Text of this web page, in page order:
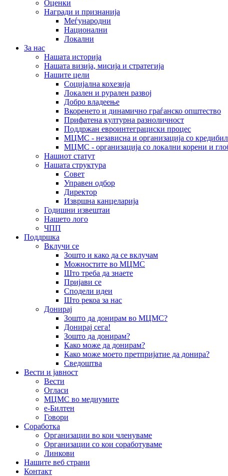
Оценки
Награди и признанија
Меѓународни
Национални
Локални
За нас
Нашата историја
Нашата визија, мисија и стратегија
Нашите цели
Социјална кохезија
Локален и рурален развој
Добро владеење
Вкоренето и динамично граѓанско општество
Прифатена културна разноличност
Поддржан евроинтеграциски процес
МЦМС - независна и организација со
МЦМС - организација со локални корени и
Нашиот статут
Нашата структура
Совет
Управен одбор
Директор
Извршна канцеларија
Годишни извештаи
Нашето лого
ЧПП
Поддршка
Вклучи се
Зошто и како да се вклучам
Можностите во МЦМС
Што треба да знаете
Пријави се
Сподели идеи
Што рекоа за нас
Донирај
Зошто да донирам во МЦМС?
Донирај сега!
Зошто да донирам?
Како може да донирам?
Како може моето претпријатие да донира?
Сведоштва
Вести и јавност
Вести
Огласи
МЦМС во медиумите
е-Билтен
Говори
Соработка
Организации во кои членуваме
Организации со кои соработуваме
Линкови
Нашите веб страни
Контакт